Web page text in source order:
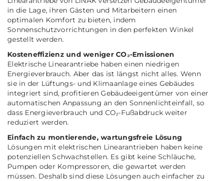
in die Lage, ihren Gästen und Mitarbeitern einen
optimalen Komfort zu bieten, indem
Sonnenschutzvorrichtungen in den perfekten Winkel
gestellt werden.
Kosteneffizienz und weniger CO₂-Emissionen
Elektrische Linearantriebe haben einen niedrigen
Energieverbrauch. Aber das ist längst nicht alles. Wenn
sie in der Lüftungs- und Klimaanlage eines Gebäudes
integriert sind, profitieren Gebäudeeigentümer von einer
automatischen Anpassung an den Sonnenlichteinfall, so
dass Energieverbrauch und CO₂-Fußabdruck weiter
reduziert werden.
Einfach zu montierende, wartungsfreie Lösung
Lösungen mit elektrischen Linearantrieben haben keine
potenziellen Schwachstellen. Es gibt keine Schläuche,
Pumpen oder Kompressoren, die gewartet werden
müssen. Deshalb sind diese Lösungen auch einfacher zu